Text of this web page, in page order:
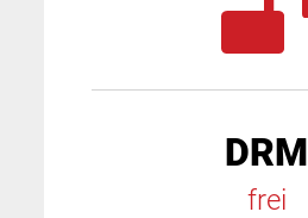
DRM
frei